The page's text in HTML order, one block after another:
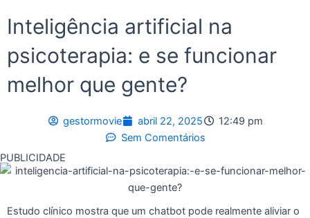
Inteligência artificial na
psicoterapia: e se funcionar
melhor que gente?
gestormovie abril 22, 2025
12:49 pm
Sem Comentários
PUBLICIDADE
Estudo clínico mostra que um chatbot pode realmente aliviar o